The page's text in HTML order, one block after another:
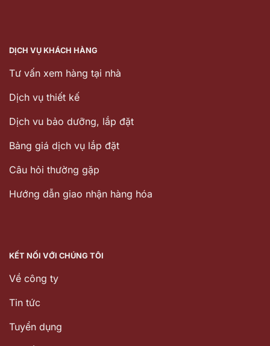
DỊCH VỤ KHÁCH HÀNG
Tư vấn xem hàng tại nhà
Dịch vụ thiết kế
Dịch vu bảo dưỡng, lắp đặt
Bảng giá dịch vụ lắp đặt
Câu hỏi thường gặp
Hướng dẫn giao nhận hàng hóa
KẾT NỐI VỚI CHÚNG TÔI
Về công ty
Tin tức
Tuyển dụng